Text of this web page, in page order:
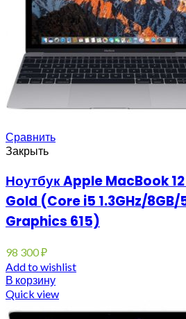
Сравнить
Закрыть
Ноутбук Apple MacBook 12
Gold (Core i5 1.3GHz/8GB/
Graphics 615)
98 300₽
Add to wishlist
В корзину
Quick view